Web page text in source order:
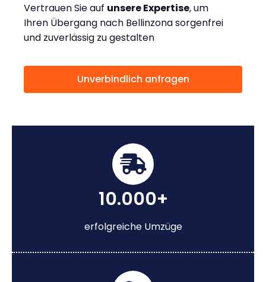
Vertrauen Sie auf unsere Expertise, um
Ihren Übergang nach Bellinzona sorgenfrei
und zuverlässig zu gestalten
Unverbindlich anfragen
10.000+
erfolgreiche Umzüge